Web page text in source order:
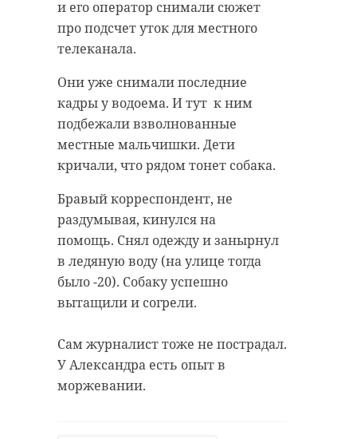
и его оператор снимали сюжет
про подсчет уток для местного
телеканала.
Они уже снимали последние
кадры у водоема. И тут к ним
подбежали взволнованные
местные мальчишки. Дети
кричали, что рядом тонет собака.
Бравый корреспондент, не
раздумывая, кинулся на
помощь. Снял одежду и занырнул
в ледяную воду (на улице тогда
было -20). Собаку успешно
вытащили и согрели.
Сам журналист тоже не пострадал.
У Александра есть опыт в
моржевании.